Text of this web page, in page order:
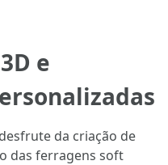
e
da criação de
das ferragens soft